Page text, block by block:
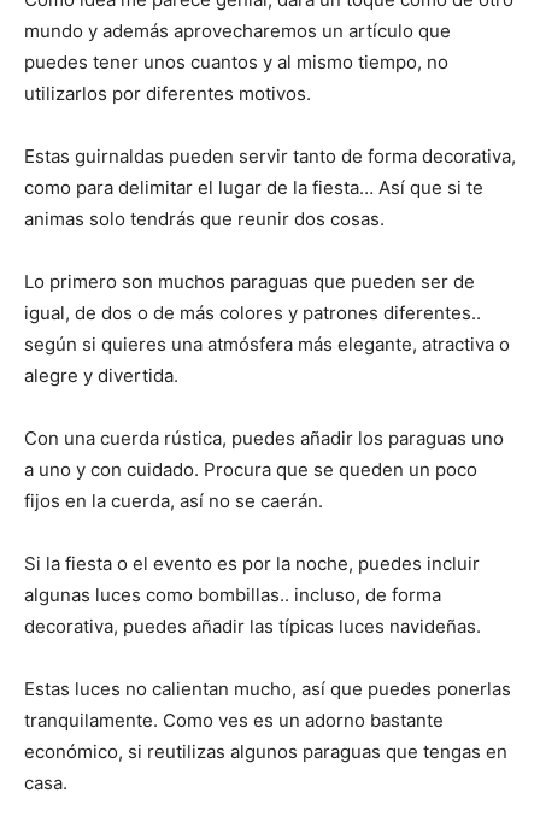
mundo y además aprovecharemos un artículo que
puedes tener unos cuantos y al mismo tiempo, no
utilizarlos por diferentes motivos.
Estas guirnaldas pueden servir tanto de forma decorativa,
como para delimitar el lugar de la fiesta… Así que si te
animas solo tendrás que reunir dos cosas.
Lo primero son muchos paraguas que pueden ser de
igual, de dos o de más colores y patrones diferentes..
según si quieres una atmósfera más elegante, atractiva o
alegre y divertida.
Con una cuerda rústica, puedes añadir los paraguas uno
a uno y con cuidado. Procura que se queden un poco
fijos en la cuerda, así no se caerán.
Si la fiesta o el evento es por la noche, puedes incluir
algunas luces como bombillas.. incluso, de forma
decorativa, puedes añadir las típicas luces navideñas.
Estas luces no calientan mucho, así que puedes ponerlas
tranquilamente. Como ves es un adorno bastante
económico, si reutilizas algunos paraguas que tengas en
casa.